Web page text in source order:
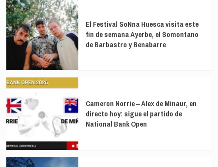
El Festival SoNna Huesca visita este
fin de semana Ayerbe, el Somontano
de Barbastro y Benabarre
Cameron Norrie – Alex de Minaur, en
directo hoy: sigue el partido de
National Bank Open